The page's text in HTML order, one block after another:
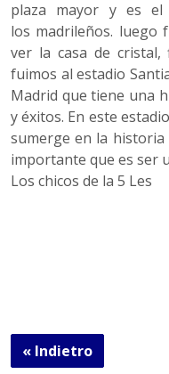
plaza mayor y es
los madrileños. luego
ver la casa de
fuimos al estadio
Madrid que tiene una
y éxitos. En este
sumerge en la
importante que es ser
Los chicos de la 5 Les
« Indietro